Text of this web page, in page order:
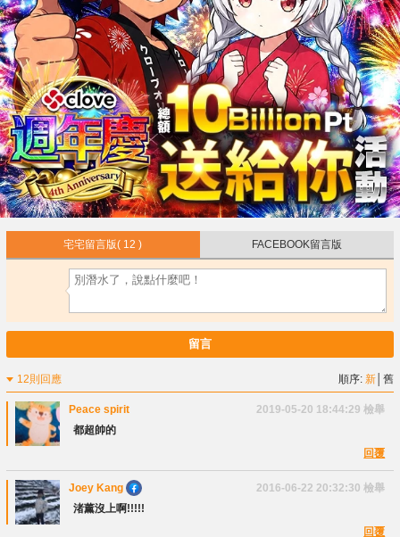
宅宅留言版( 12 ) FACEBOOK留言版
留言
12則回應 順序:新 │舊
Peace spirit 2019-05-20 18:44:29 檢舉
都超帥的
回覆
Joey Kang 2016-06-22 20:32:30 檢舉
渚薰沒上啊!!!!!
回覆